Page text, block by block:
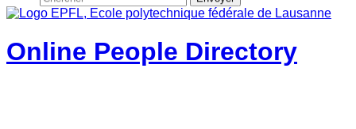
Online People Directory